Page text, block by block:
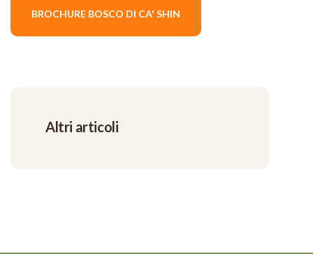
BROCHURE BOSCO DI CA' SHIN
Altri articoli